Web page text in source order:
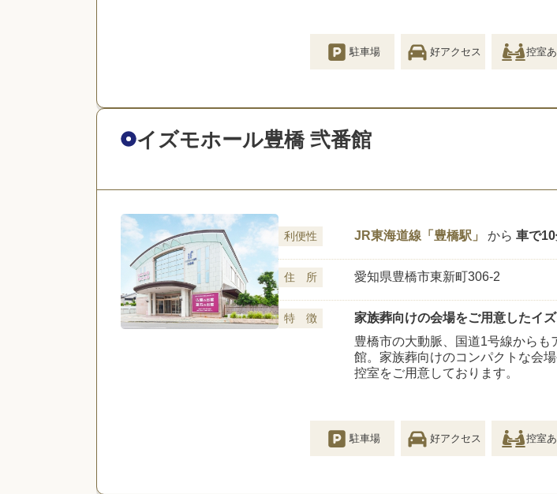
駐車場 好アクセス 控室
イズモホール豊橋 弐番館
利便性 JR東海道線「豊橋駅」 から 車で
住 所 愛知県豊橋市東新町306-2
特 徴
家族葬向けの会場をご用意したイ
豊橋市の大動脈、国道1号線から
館。家族葬向けのコンパクトな会
控室をご用意しております。
駐車場 好アクセス 控室